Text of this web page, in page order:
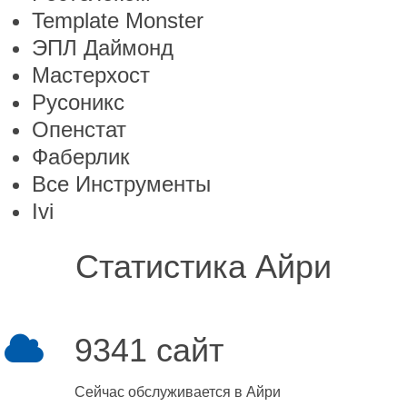
Template Monster
ЭПЛ Даймонд
Мастерхост
Русоникс
Опенстат
Фаберлик
Все Инструменты
Ivi
Статистика Айри
9341 сайт
Сейчас обслуживается в Айри